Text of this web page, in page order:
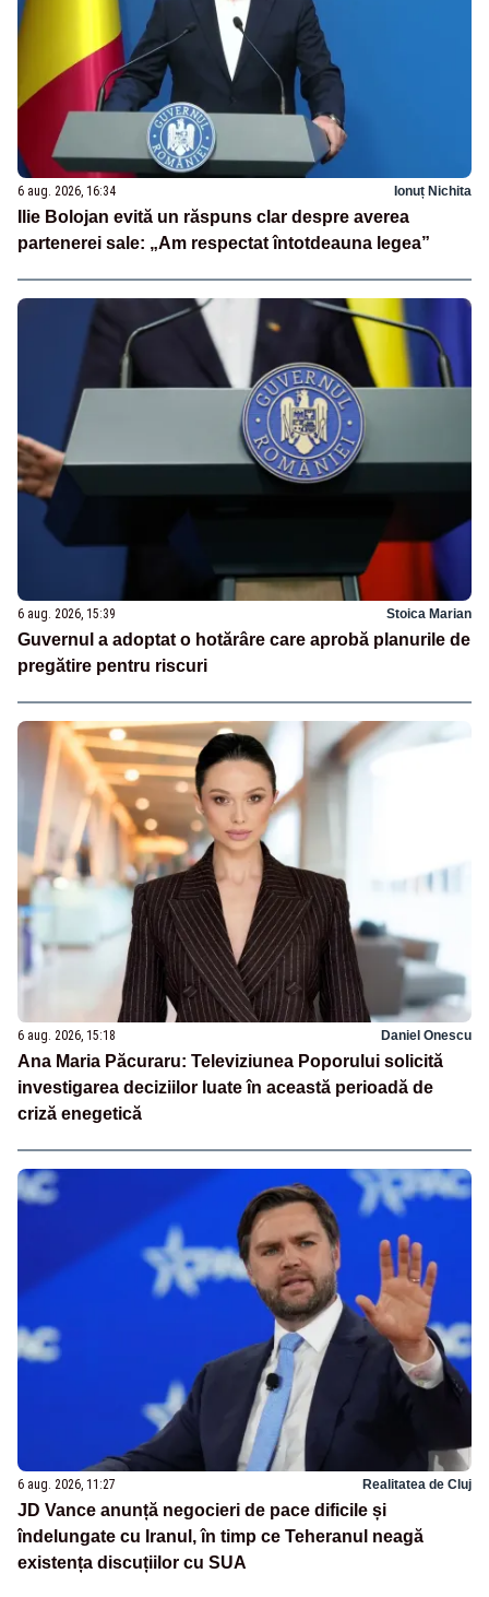
6 aug. 2026, 16:34 Ionuț Nichita
Ilie Bolojan evită un răspuns clar despre averea
partenerei sale: „Am respectat întotdeauna legea”
6 aug. 2026, 15:39 Stoica Marian
Guvernul a adoptat o hotărâre care aprobă planurile de
pregătire pentru riscuri
6 aug. 2026, 15:18 Daniel Onescu
Ana Maria Păcuraru: Televiziunea Poporului solicită
investigarea deciziilor luate în această perioadă de
criză enegetică
6 aug. 2026, 11:27 Realitatea de Cluj
JD Vance anunță negocieri de pace dificile și
îndelungate cu Iranul, în timp ce Teheranul neagă
existența discuțiilor cu SUA